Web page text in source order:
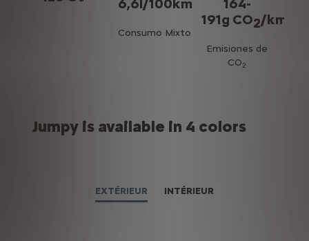
6,6l/100km
Consumo Mixto
164-
191g CO2/km
Emisiones de
CO2
Jumpy is available in 4 colors
EXTÉRIEUR INTÉRIEUR